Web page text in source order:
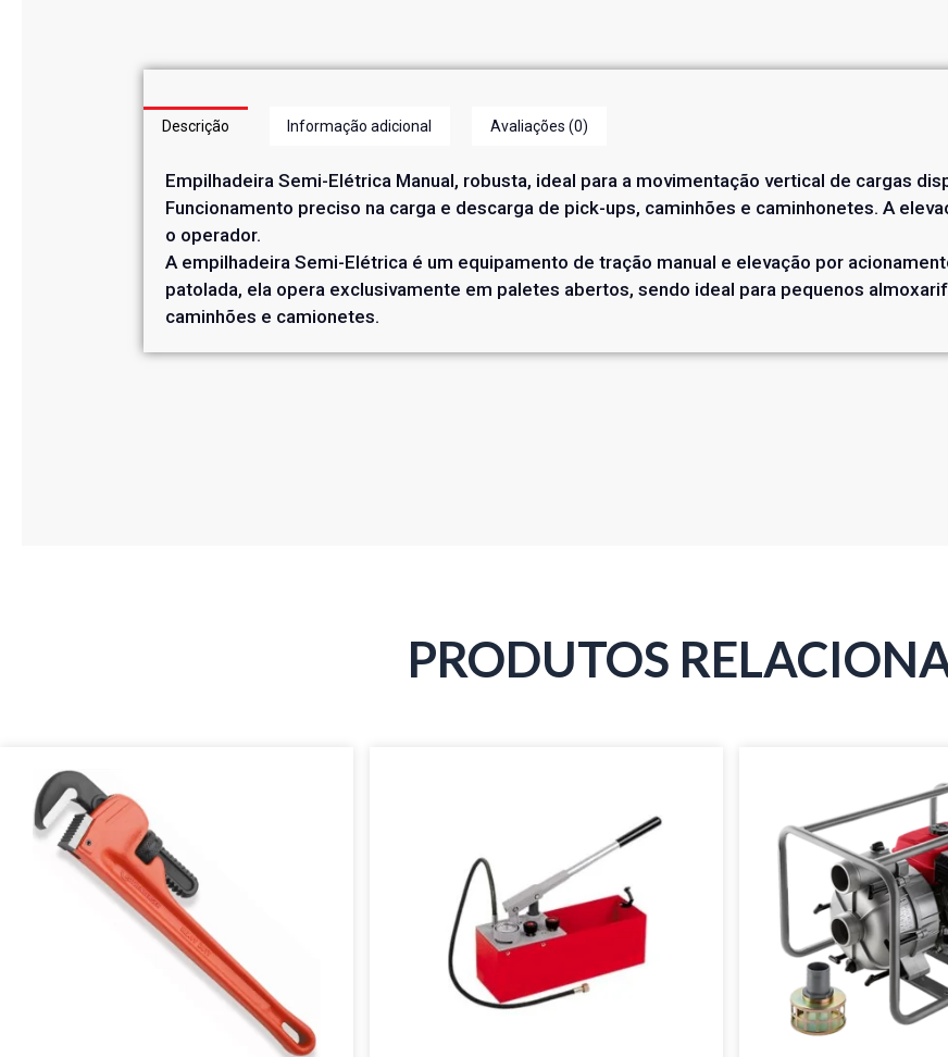
Descrição Informação adicional Avaliações (0)
Empilhadeira Semi-Elétrica Manual, robusta, ideal para a movimentação vertical de cargas
Funcionamento preciso na carga e descarga de pick-ups, caminhões e caminhonetes. A
o operador.
A empilhadeira Semi-Elétrica é um equipamento de tração manual e elevação por
patolada, ela opera exclusivamente em paletes abertos, sendo ideal para pequenos
caminhões e camionetes.
PRODUTOS